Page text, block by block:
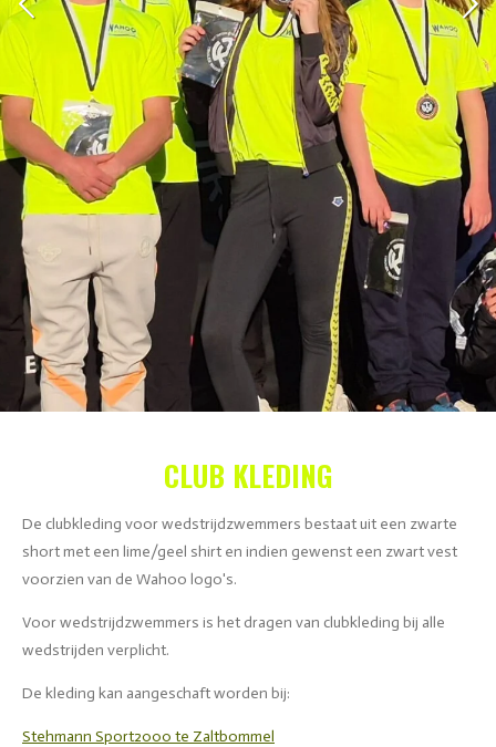
CLUB KLEDING
De clubkleding voor wedstrijdzwemmers bestaat uit een zwarte
short met een lime/geel shirt en indien gewenst een zwart vest
voorzien van de Wahoo logo's.
Voor wedstrijdzwemmers is het dragen van clubkleding bij alle
wedstrijden verplicht.
De kleding kan aangeschaft worden bij:
Stehmann Sport2000 te Zaltbommel